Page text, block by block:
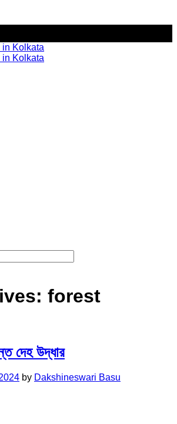
forest
দেহ উদ্ধার
by Dakshineswari Basu